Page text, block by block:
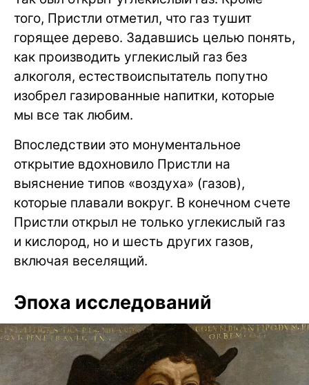
того, Пристли отметил, что газ тушит
горящее дерево. Задавшись целью понять,
как производить углекислый газ без
алкоголя, естествоиспытатель попутно
изобрел газированные напитки, которые
мы все так любим.
Впоследствии это монументальное
открытие вдохновило Пристли на
выяснение типов «воздуха» (газов),
которые плавали вокруг. В конечном счете
Пристли открыл не только углекислый газ
и кислород, но и шесть других газов,
включая веселящий.
Эпоха исследований